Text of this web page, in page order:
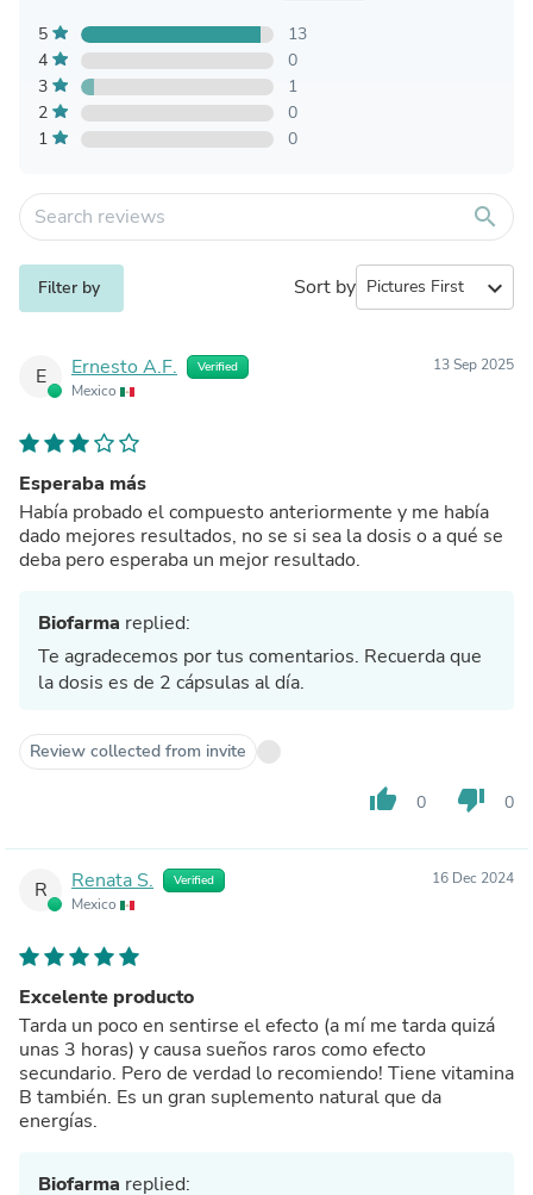
5
13
4
0
3
1
2
0
1
0
search
Filter by Sort by expand_more
E Ernesto A.F. Verified
Mexico
13 Sep 2025
Esperaba más
Había probado el compuesto anteriormente y me había
dado mejores resultados, no se si sea la dosis o a qué se
deba pero esperaba un mejor resultado.
Biofarma replied:
Te agradecemos por tus comentarios. Recuerda que
la dosis es de 2 cápsulas al día.
Review collected from invite
thumb_up 0 thumb_down 0
R Renata S. Verified
Mexico
16 Dec 2024
Excelente producto
Tarda un poco en sentirse el efecto (a mí me tarda quizá
unas 3 horas) y causa sueños raros como efecto
secundario. Pero de verdad lo recomiendo! Tiene vitamina
B también. Es un gran suplemento natural que da
energías.
Biofarma replied: